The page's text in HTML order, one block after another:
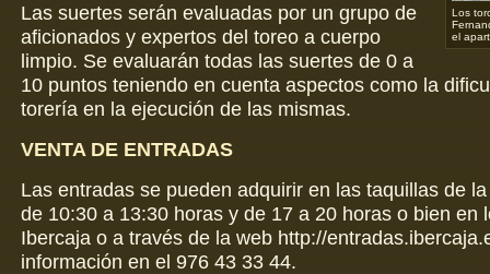
Los
el
Las suertes serán evaluadas por un grupo de
aficionados y expertos del toreo a cuerpo
limpio. Se evaluarán todas las suertes de 0 a
10 puntos teniendo en cuenta aspectos como la
torería en la ejecución de las mismas.
VENTA DE ENTRADAS
Las entradas se pueden adquirir en las taquillas de
de 10:30 a 13:30 horas y de 17 a 20 horas o bien en
Ibercaja o a través de la web http://
información en el 976 43 33 44.